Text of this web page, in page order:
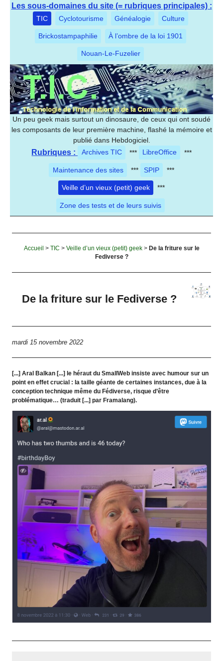
Les sous-domaines du site (= rubriques principales) :
TIC Cyclotourisme Généalogie Culture
Brickostampaphilie À l’ombre de la loi 1901
Nouan-Le-Fuzelier
Un peu geek mais surtout un dinosaure, de ceux qui ont soudé
les composants de leur première machine, flashé la mémoire et
publié dans Hebdogiciel.
Rubriques : Archives TIC *** LibreOffice ***
Maintenance des sites *** SPIP ***
Veille d’un vieux (petit) geek ***
Zone des tests et de leurs suivis
Accueil > TIC > Veille d’un vieux (petit) geek> De la friture sur le
Fediverse ?
De la friture sur le Fediverse ?
mardi 15 novembre 2022
[...] Aral Balkan [...] le héraut du SmallWeb insiste avec humour sur un
point en effet crucial : la taille géante de certaines instances, due à la
conception technique même du Fédiverse, risque d’être
problématique… (traduit [...] par Framalang).